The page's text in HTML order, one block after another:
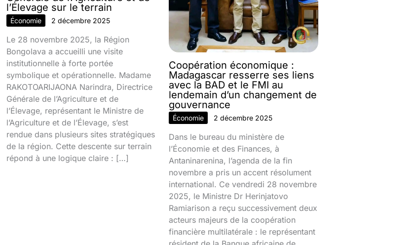
l’Élevage sur le terrain
Économie 2 décembre 2025
Le 28 novembre 2025, la Région
Bongolava a accueilli une visite
institutionnelle à forte portée
symbolique et opérationnelle. Madame
RAKOTOARIJAONA Narindra, Directrice
Générale de l’Agriculture et de
l’Élevage, représentant le Ministre de
l’Agriculture et de l’Élevage, s’est
rendue dans plusieurs sites stratégiques
de la région. Cette descente sur terrain
répond à une logique claire : […]
Coopération économique :
Madagascar resserre ses liens
avec la BAD et le FMI au
lendemain d’un changement de
gouvernance
Économie 2 décembre 2025
Dans le bureau du ministère de
l’Économie et des Finances, à
Antaninarenina, l’agenda de la fin
novembre a pris un accent résolument
international. Ce vendredi 28 novembre
2025, le Ministre Dr Herinjatovo
Ramiarison a reçu successivement deux
acteurs majeurs de la coopération
financière multilatérale : le représentant